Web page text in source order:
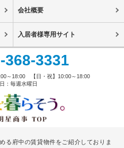
会社概要
入居者様専用サイト
368-3331
～18:00 【日・祝】10:00～18:00
：毎週水曜日
る府中の賃貸物件をご紹介しておりま